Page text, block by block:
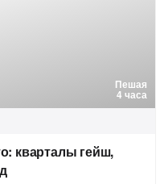
Пешая
4 часа
кварталы гейш,